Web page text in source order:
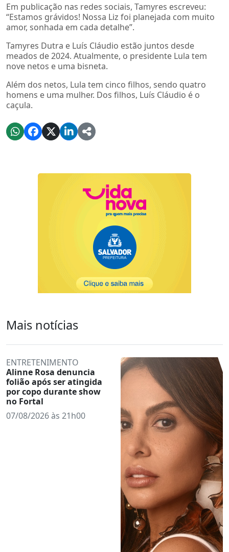
Em publicação nas redes sociais, Tamyres escreveu:
“Estamos grávidos! Nossa Liz foi planejada com muito
amor, sonhada em cada detalhe”.
Tamyres Dutra e Luís Cláudio estão juntos desde
meados de 2024. Atualmente, o presidente Lula tem
nove netos e uma bisneta.
Além dos netos, Lula tem cinco filhos, sendo quatro
homens e uma mulher. Dos filhos, Luís Cláudio é o
caçula.
Mais notícias
ENTRETENIMENTO
Alinne Rosa denuncia
folião após ser atingida
por copo durante show
no Fortal
07/08/2026 às 21h00